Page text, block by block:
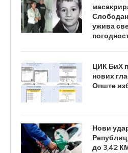
ужива
ЦИК БиХ
нових
Опште
Нови
до 3,42